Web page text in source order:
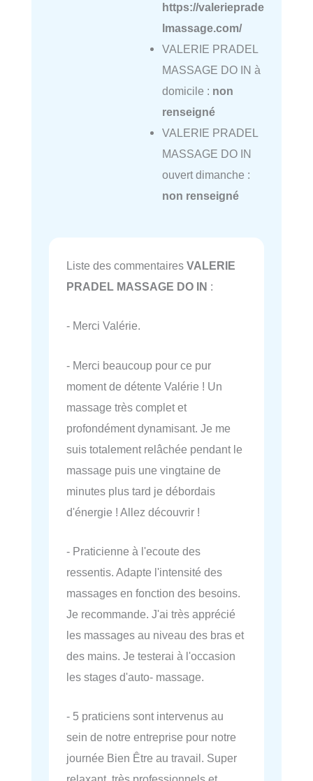
https://valerieprade
lmassage.com/
VALERIE PRADEL
MASSAGE DO IN à
domicile : non
renseigné
VALERIE PRADEL
MASSAGE DO IN
ouvert dimanche :
non renseigné
Liste des commentaires VALERIE
PRADEL MASSAGE DO IN :
- Merci Valérie.
- Merci beaucoup pour ce pur
moment de détente Valérie ! Un
massage très complet et
profondément dynamisant. Je me
suis totalement relâchée pendant le
massage puis une vingtaine de
minutes plus tard je débordais
d'énergie ! Allez découvrir !
- Praticienne à l'ecoute des
ressentis. Adapte l'intensité des
massages en fonction des besoins.
Je recommande. J'ai très apprécié
les massages au niveau des bras et
des mains. Je testerai à l'occasion
les stages d'auto- massage.
- 5 praticiens sont intervenus au
sein de notre entreprise pour notre
journée Bien Être au travail. Super